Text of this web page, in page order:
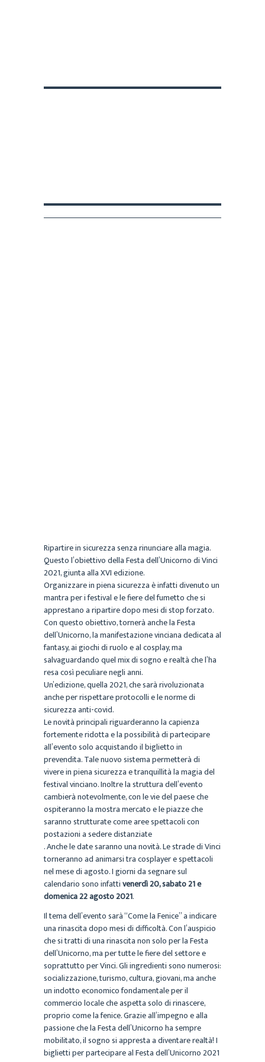
Ripartire in sicurezza senza rinunciare alla magia.
Questo l’obiettivo della Festa dell’Unicorno di Vinci
2021, giunta alla XVI edizione.
Organizzare in piena sicurezza è infatti divenuto un
mantra per i festival e le fiere del fumetto che si
apprestano a ripartire dopo mesi di stop forzato.
Con questo obiettivo, tornerà anche la Festa
dell’Unicorno, la manifestazione vinciana dedicata al
fantasy, ai giochi di ruolo e al cosplay, ma
salvaguardando quel mix di sogno e realtà che l’ha
resa così peculiare negli anni.
Un’edizione, quella 2021, che sarà rivoluzionata
anche per rispettare protocolli e le norme di
sicurezza anti-covid.
Le novità principali riguarderanno la capienza
fortemente ridotta e la possibilità di partecipare
all’evento solo acquistando il biglietto in
prevendita. Tale nuovo sistema permetterà di
vivere in piena sicurezza e tranquillità la magia del
festival vinciano. Inoltre la struttura dell’evento
cambierà notevolmente, con le vie del paese che
ospiteranno la mostra mercato e le piazze che
saranno strutturate come aree spettacoli con
postazioni a sedere distanziate
. Anche le date saranno una novità. Le strade di Vinci
torneranno ad animarsi tra cosplayer e spettacoli
nel mese di agosto. I giorni da segnare sul
calendario sono infattivenerdì 20, sabato 21 e
domenica 22 agosto 2021.
Il tema dell’evento sarà “Come la Fenice” a indicare
una rinascita dopo mesi di difficoltà. Con l’auspicio
che si tratti di una rinascita non solo per la Festa
dell’Unicorno, ma per tutte le fiere del settore e
soprattutto per Vinci. Gli ingredienti sono numerosi:
socializzazione, turismo, cultura, giovani, ma anche
un indotto economico fondamentale per il
commercio locale che aspetta solo di rinascere,
proprio come la fenice. Grazie all’impegno e alla
passione che la Festa dell’Unicorno ha sempre
mobilitato, il sogno si appresta a diventare realtà! I
biglietti per partecipare al Festa dell’Unicorno 2021